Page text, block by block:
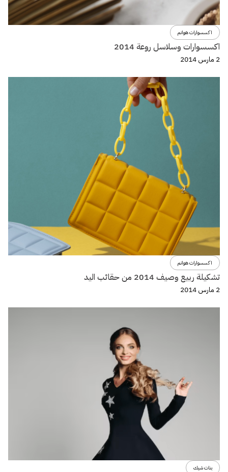
اكسسوارات هوانم
اكسسوارات وسلاسل روعة 2014
2 مارس 2014
اكسسوارات هوانم
تشكيلة ربيع وصيف 2014 من حقائب اليد
2 مارس 2014
بنات شيك